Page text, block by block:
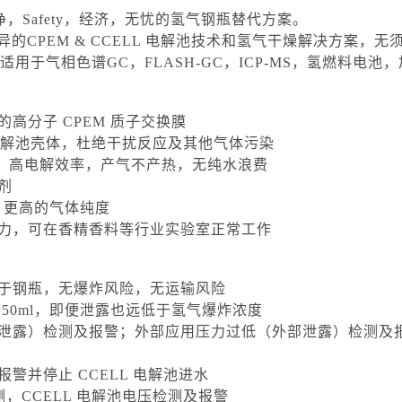
Safety，经济，无忧的氢气钢瓶替代方案。
的CPEM & CCELL 电解池技术和氢气干燥解决方案，无
用于气相色谱GC，FLASH-GC，ICP-MS，氢燃料电池
高分子 CPEM 质子交换膜
池壳体，杜绝干扰反应及其他气体污染
电解效率，产气不产热，无纯水浪费
高的气体纯度
，可在香精香料等行业实验室正常工作
钢瓶，无爆炸风险，无运输风险
，即便泄露也远低于氢气爆炸浓度
露）检测及报警；外部应用压力过低（外部泄露）检测及
警并停止 CCELL 电解池进水
CCELL 电解池电压检测及报警